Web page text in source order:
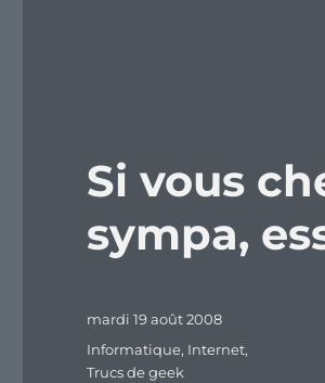
Si vous
sympa,
Publié
mardi 19 août 2008
Catégories
Informatique, Internet,
Trucs de geek